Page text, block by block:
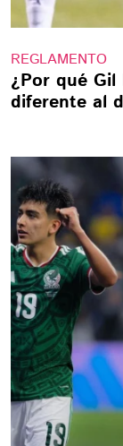
REGLAMENTO
¿Por qué
diferente al